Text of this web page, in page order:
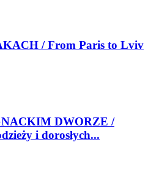
/ From Paris to Lviv
DWORZE /
i dorosłych...